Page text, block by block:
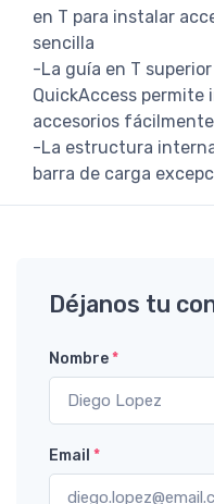
en T para instalar
sencilla
-La guía en T
QuickAccess
accesorios fácilmente
-La estructura
barra de carga
Déjanos tu
Nombre*
Email *